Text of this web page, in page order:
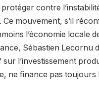
contre
Ce mouvement, s’il
l’économie locale
Sébastien Lecornu
l’investissement
ne finance pas toujours